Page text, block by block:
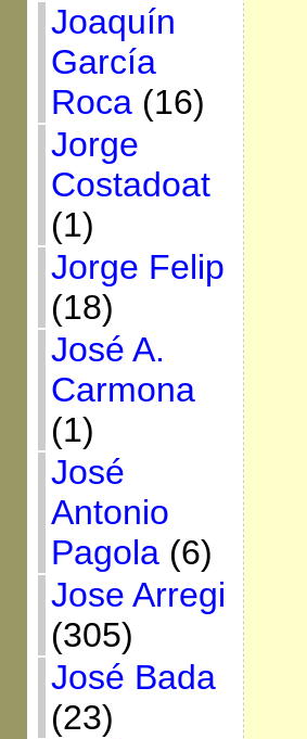
Joaquín
García
Roca(16)
Jorge
Costadoat
(1)
Jorge Felip
(18)
José A.
Carmona
(1)
José
Antonio
Pagola(6)
Jose Arregi
(305)
José Bada
(23)